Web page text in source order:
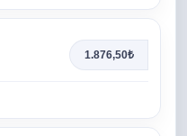
1.876,50₺